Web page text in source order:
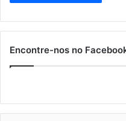
Encontre-nos no